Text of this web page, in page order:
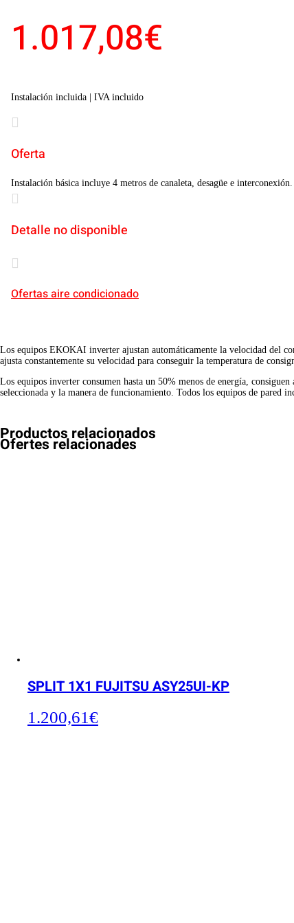
1.017,08€
Instalación incluida | IVA incluido

Oferta
Instalación básica incluye 4 metros de canaleta, desagüe e interconexión.

Detalle no disponible

Ofertas aire condicionado
Los equipos EKOKAI inverter ajustan automáticamente la velocidad del
ajusta constantemente su velocidad para conseguir la temperatura de
Los equipos inverter consumen hasta un 50% menos de energía,
seleccionada y la manera de funcionamiento. Todos los equipos de
Ofertes relacionades
Productos relacionados
SPLIT 1X1 FUJITSU ASY25UI-KP
1.200,61€